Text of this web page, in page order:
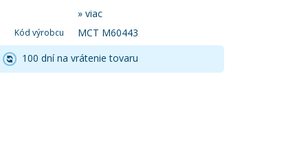
» viac
Kód výrobcu
MCT M60443
100 dní na vrátenie tovaru